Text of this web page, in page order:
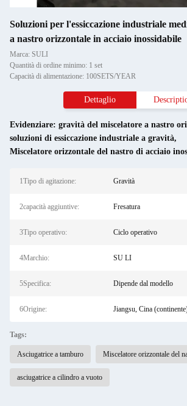
Soluzioni per l'essiccazione industriale
a nastro orizzontale in acciaio inossidabile
Marca: SULI
Quantità di ordine minimo: 1 set
Capacità di alimentazione: 100SETS/YEAR
Dettaglio
Evidenziare: gravità del miscelatore a nastro
soluzioni di essiccazione industriale a gravità,
Miscelatore orizzontale del nastro di acciaio
1Tipo di agitazione: Gravità
2capacità aggiuntive: Fresatura
3Tipo operativo: Ciclo operativo
4Marchio: SU LI
5Specifica: Dipende dal modello
6Origine: Jiangsu, Cina
Tags:
Asciugatrice a tamburo Miscelatore orizzontale del
asciugatrice a cilindro a vuoto